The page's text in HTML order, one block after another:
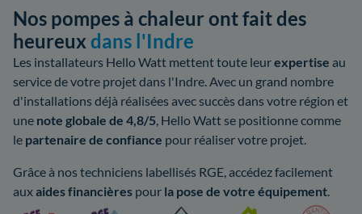
Nos pompes à chaleur ont fait des
heureux dans l'Indre
Les installateurs Hello Watt mettent toute leurexpertise au
service de votre projet dans l'Indre. Avec un grand nombre
d'installations déjà réalisées avec succès dans votre région et
une note globale de 4,8/5, Hello Watt se positionne comme
le partenaire de confiance pour réaliser votre projet.
Grâce à nos techniciens labellisés RGE, accédez facilement
auxaidesfinancières pour la pose de votre équipement.